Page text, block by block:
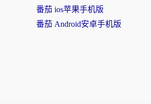
番茄 ios苹果手机版
番茄 Android安卓手机版